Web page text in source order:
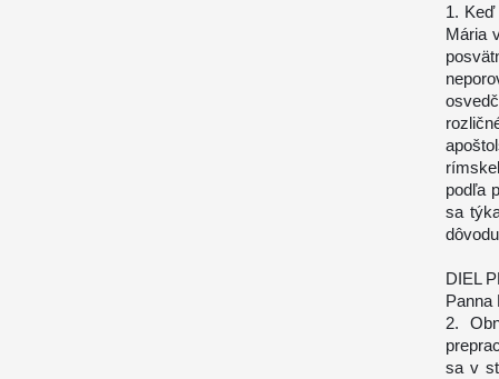
1. Keď
Mária
podľa
sa
DIEL
Panna
2.
sa v